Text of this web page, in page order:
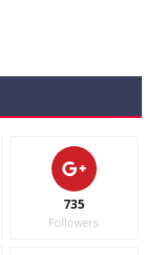
735
Followers